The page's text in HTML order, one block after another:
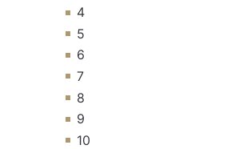
4
5
6
7
8
9
10